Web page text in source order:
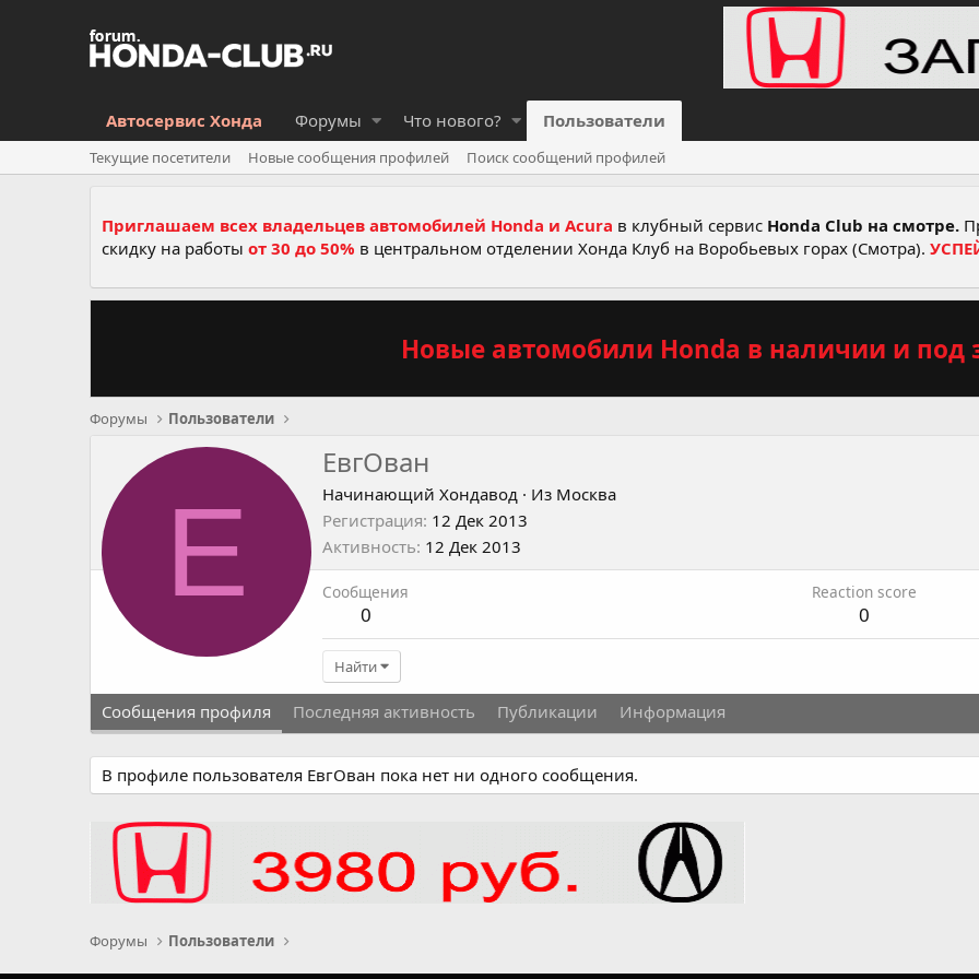
Автосервис Хонда Форумы Что нового? Пользователи
Текущие посетители Новые сообщения профилей Поиск сообщений профилей
Приглашаем всех владельцев автомобилей Honda и Acura в клубный сервис Honda Club на смотре.
скидку на работы от 30 до 50% в центральном отделении Хонда Клуб на Воробьевых горах (Смотра).
Новые автомобили Honda в наличии и под
Форумы Пользователи
Е
ЕвгОван
Начинающий Хондавод · Из Москва
Регистрация 12 Дек 2013
Активность 12 Дек 2013
Сообщения
0
Reaction score
0
Найти
Сообщения профиля Последняя активность Публикации Информация
В профиле пользователя ЕвгОван пока нет ни одного сообщения.
Форумы Пользователи